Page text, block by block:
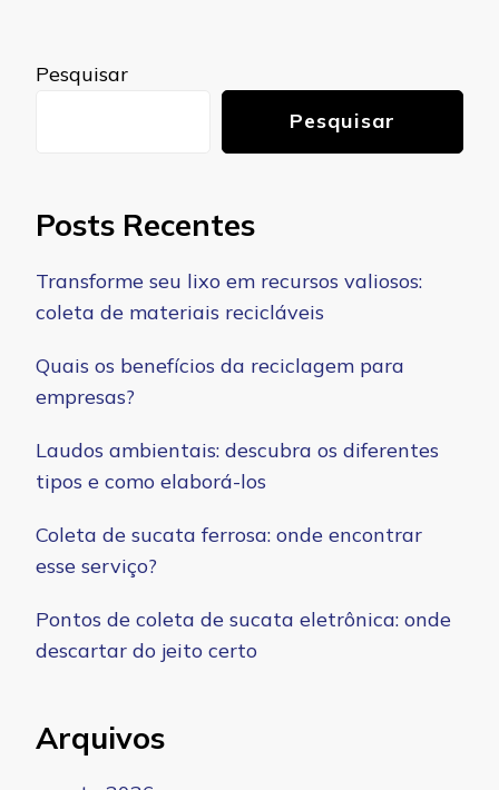
Pesquisar
Pesquisar
Posts Recentes
Transforme seu lixo em recursos valiosos:
coleta de materiais recicláveis
Quais os benefícios da reciclagem para
empresas?
Laudos ambientais: descubra os diferentes
tipos e como elaborá-los
Coleta de sucata ferrosa: onde encontrar
esse serviço?
Pontos de coleta de sucata eletrônica: onde
descartar do jeito certo
Arquivos